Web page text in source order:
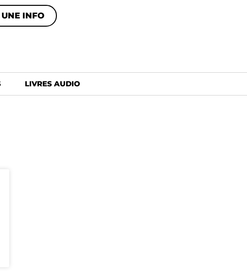
INFO
LIVRES AUDIO